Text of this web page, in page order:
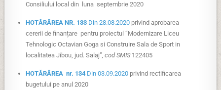
Consiliului local din luna septembrie 2020
HOTĂRÂREA NR. 133 Din 28.08.2020 privind aprobarea
cererii de finanțare pentru proiectul “Modernizare Liceu
Tehnologic Octavian Goga si Construire Sala de Sport in
localitatea Jibou, jud. Salaj”,cod SMIS 122405
HOTĂRÂREA nr. 134 Din 03.09.2020 privind rectificarea
bugetului pe anul 2020